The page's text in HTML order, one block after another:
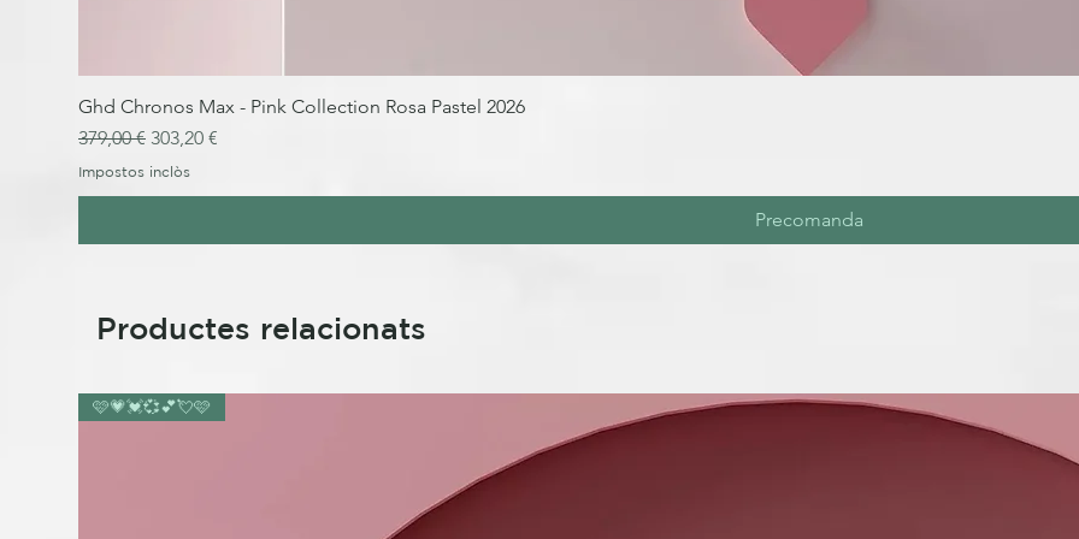
Ghd Chronos Max - Pink Collection Rosa Pastel 2026
Preu normal
379,00 € Preu d'oferta
303,20 €
Impostos inclòs
Precomanda
Productes relacionats
🩷💗💓💞💕💘🩷